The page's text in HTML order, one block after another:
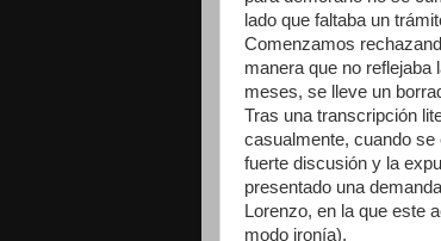
lado que faltaba un
Comenzamos
manera que no reflejaba
meses, se lleve un
Tras una transcripción
casualmente, cuando se
fuerte discusión y la
presentado una
Lorenzo, en la que este
modo ironía).